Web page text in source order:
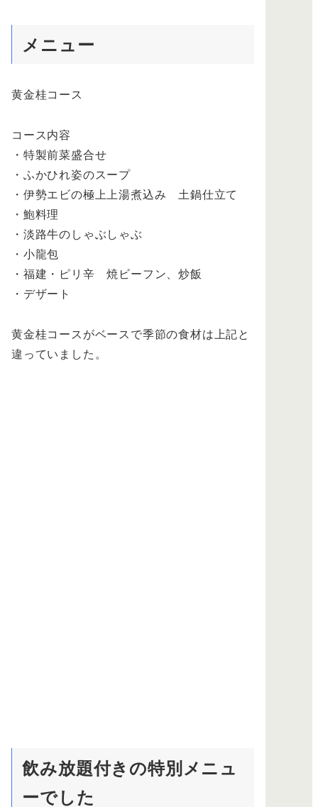
メニュー
黄金桂コース
コース内容
・特製前菜盛合せ
・ふかひれ姿のスープ
・伊勢エビの極上上湯煮込み 土鍋仕立て
・鮑料理
・淡路牛のしゃぶしゃぶ
・小龍包
・福建・ピリ辛 焼ビーフン、炒飯
・デザート
黄金桂コースがベースで季節の食材は上記と
違っていました。
飲み放題付きの特別メニュ
ーでした